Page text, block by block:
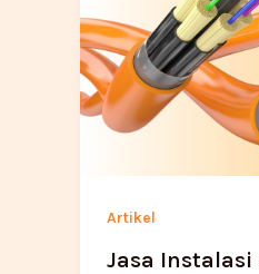
Artikel
Jasa Instalasi